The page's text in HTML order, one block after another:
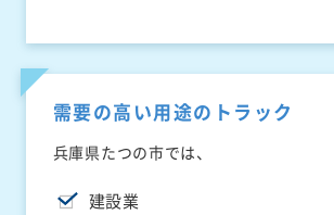
需要の高い用途のトラック
兵庫県たつの市では、
建設業